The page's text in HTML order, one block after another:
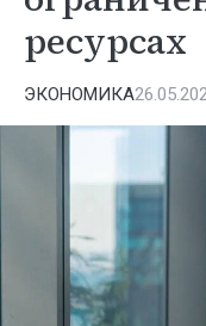
ресурсах
ЭКОНОМИКА